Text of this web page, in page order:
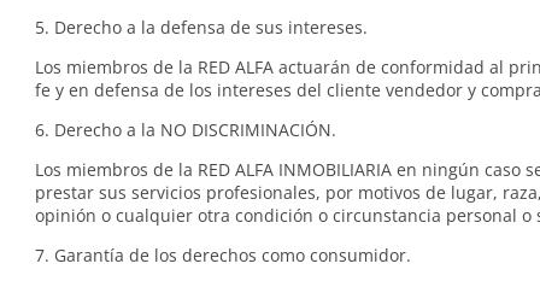
5. Derecho a la defensa de sus intereses.
Los miembros de la RED ALFA actuarán de conformidad al
fe y en defensa de los intereses del cliente vendedor y
6. Derecho a la NO DISCRIMINACIÓN.
Los miembros de la RED ALFA INMOBILIARIA en ningún caso
prestar sus servicios profesionales, por motivos de lugar,
opinión o cualquier otra condición o circunstancia personal o
7. Garantía de los derechos como consumidor.